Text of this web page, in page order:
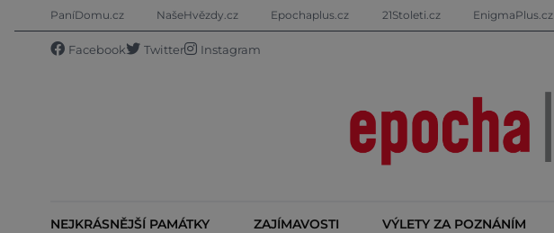
PaníDomu.cz NašeHvězdy.cz Epochaplus.cz 21Stoleti.cz EnigmaPlus.cz
Facebook Twitter Instagram
NEJKRÁSNĚJŠÍ PAMÁTKY ZAJÍMAVOSTI VÝLETY ZA POZNÁNÍM